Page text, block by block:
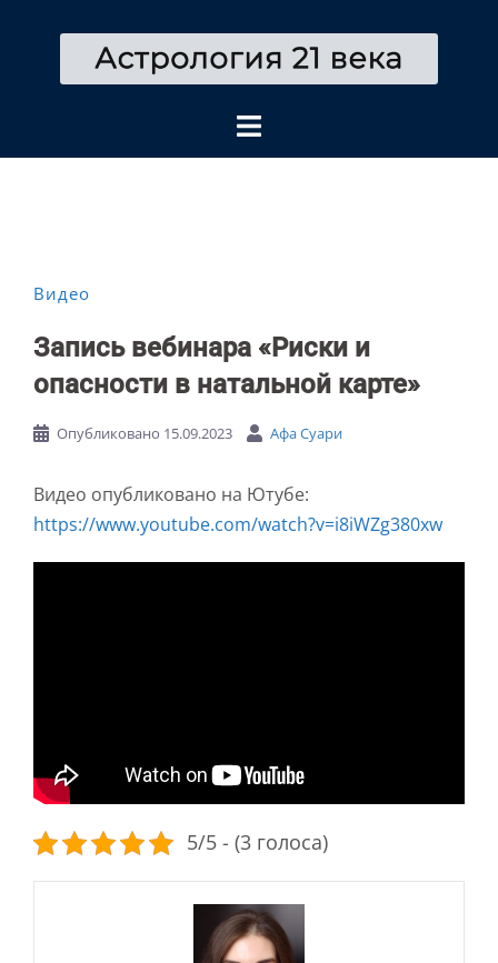
содержимому
Видео
Запись вебинара «Риски и
опасности в натальной карте»
Опубликовано 15.09.2023 Афа Суари
Видео опубликовано на Ютубе:
https://www.youtube.com/watch?v=i8iWZg380xw
5/5 - (3 голоса)